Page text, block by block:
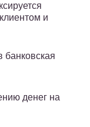
и
банковская
денег на